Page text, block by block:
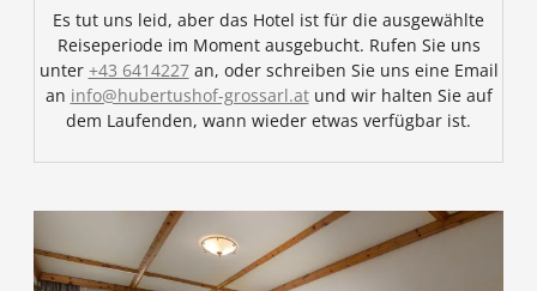
Es tut uns leid, aber das Hotel ist für die ausgewählte
Reiseperiode im Moment ausgebucht. Rufen Sie uns
unter +43 6414227an, oder schreiben Sie uns eine Email
an info@hubertushof-grossarl.atund wir halten Sie auf
dem Laufenden, wann wieder etwas verfügbar ist.